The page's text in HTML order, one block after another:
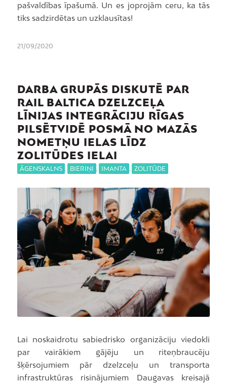
pašvaldības īpašumā. Un es joprojām ceru, ka tās
tiks sadzirdētas un uzklausītas!
21/09/2020
DARBA GRUPĀS DISKUTĒ PAR
RAIL BALTICA DZELZCEĻA
LĪNIJAS INTEGRĀCIJU RĪGAS
PILSĒTVIDĒ POSMĀ NO MAZĀS
NOMETŅU IELAS LĪDZ
ZOLITŪDES IELAI
ĀGENSKALNS , BIERIŅI , IMANTA , ZOLITŪDE
Lai noskaidrotu sabiedrisko organizāciju viedokli
par vairākiem gājēju un riteņbraucēju
šķērsojumiem pār dzelzceļu un transporta
infrastruktūras risinājumiem Daugavas kreisajā